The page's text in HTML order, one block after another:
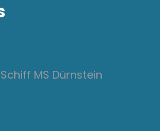
MS Dürnstein